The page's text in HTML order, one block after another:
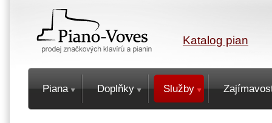
Katalog pian
Piana Doplňky Služby